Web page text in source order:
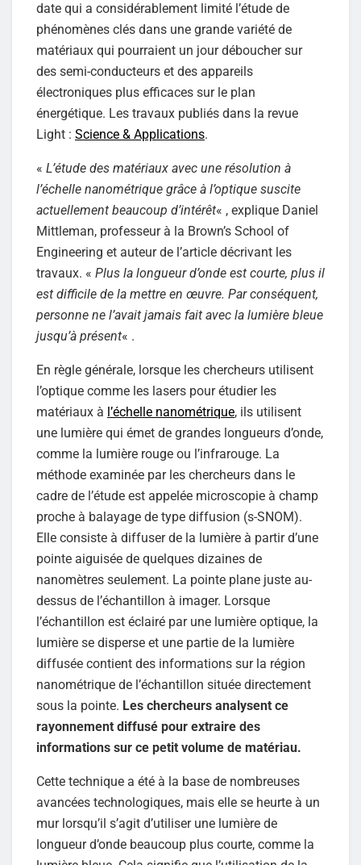
date qui a considérablement limité l’étude de
phénomènes clés dans une grande variété de
matériaux qui pourraient un jour déboucher sur
des semi-conducteurs et des appareils
électroniques plus efficaces sur le plan
énergétique. Les travaux publiés dans la revue
Light : Science & Applications.
« L’étude des matériaux avec une résolution à
l’échelle nanométrique grâce à l’optique suscite
actuellement beaucoup d’intérêt« , explique Daniel
Mittleman, professeur à la Brown’s School of
Engineering et auteur de l’article décrivant les
travaux. « Plus la longueur d’onde est courte, plus il
est difficile de la mettre en œuvre. Par conséquent,
personne ne l’avait jamais fait avec la lumière bleue
jusqu’à présent« .
En règle générale, lorsque les chercheurs utilisent
l’optique comme les lasers pour étudier les
matériaux à l’échelle nanométrique, ils utilisent
une lumière qui émet de grandes longueurs d’onde,
comme la lumière rouge ou l’infrarouge. La
méthode examinée par les chercheurs dans le
cadre de l’étude est appelée microscopie à champ
proche à balayage de type diffusion (s-SNOM).
Elle consiste à diffuser de la lumière à partir d’une
pointe aiguisée de quelques dizaines de
nanomètres seulement. La pointe plane juste au-
dessus de l’échantillon à imager. Lorsque
l’échantillon est éclairé par une lumière optique, la
lumière se disperse et une partie de la lumière
diffusée contient des informations sur la région
nanométrique de l’échantillon située directement
sous la pointe. Les chercheurs analysent ce
rayonnement diffusé pour extraire des
informations sur ce petit volume de matériau.
Cette technique a été à la base de nombreuses
avancées technologiques, mais elle se heurte à un
mur lorsqu’il s’agit d’utiliser une lumière de
longueur d’onde beaucoup plus courte, comme la